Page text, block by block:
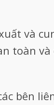
và
toàn
bên